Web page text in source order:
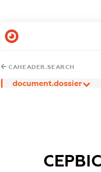
CAHEADER.SEARCH
document.dossier